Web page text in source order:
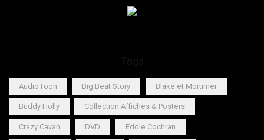
AudioToon Big Beat Story Blake et Mortimer
Buddy Holly Collection Affiches & Posters
Crazy Cavan DVD Eddie Cochran